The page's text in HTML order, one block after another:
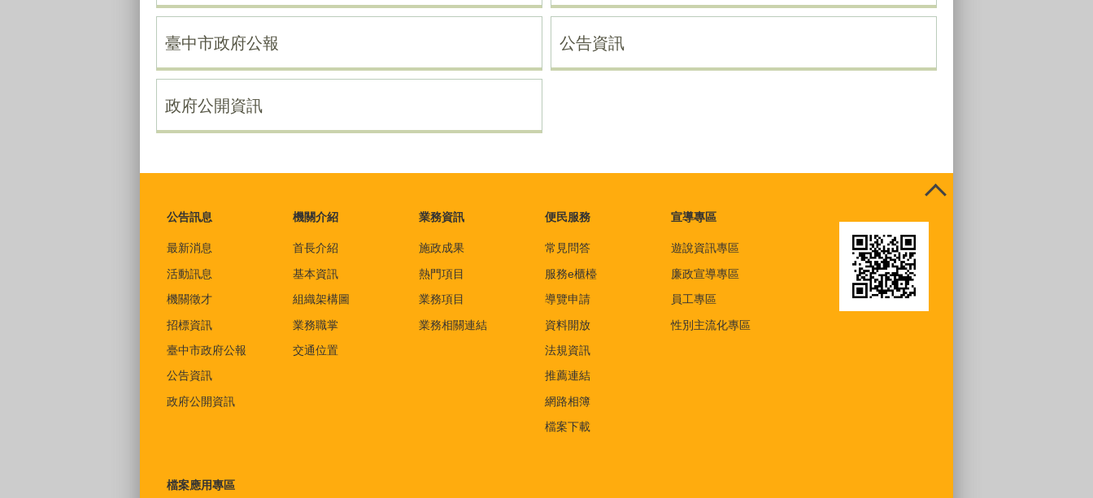
臺中市政府公報 公告資訊
政府公開資訊
公告訊息
最新消息
活動訊息
機關徵才
招標資訊
臺中市政府公報
公告資訊
政府公開資訊
機關介紹
首長介紹
基本資訊
組織架構圖
業務職掌
交通位置
業務資訊
施政成果
熱門項目
業務項目
業務相關連結
便民服務
常見問答
服務e櫃檯
導覽申請
資料開放
法規資訊
推薦連結
網路相簿
檔案下載
宣導專區
遊說資訊專區
廉政宣導專區
員工專區
性別主流化專區
檔案應用專區